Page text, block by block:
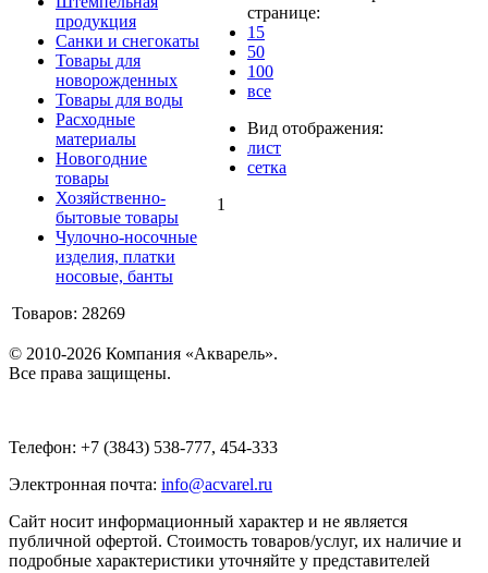
продукция
Санки и снегокаты
Товары для
новорожденных
Товары для воды
Расходные
материалы
Новогодние
товары
Хозяйственно-
бытовые товары
Чулочно-носочные
изделия, платки
носовые, банты
Товаров: 28269
странице:
15
50
100
все
Вид отображения:
лист
сетка
1
© 2010-2026 Компания «Акварель».
Все права защищены.
Телефон: +7 (3843) 538-777, 454-333
Электронная почта: info@acvarel.ru
Сайт носит информационный характер и не является
публичной офертой. Стоимость товаров/услуг, их наличие и
подробные характеристики уточняйте у представителей